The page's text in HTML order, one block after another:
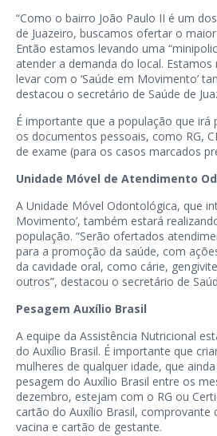
“Como o bairro João Paulo II é um
de Juazeiro, buscamos ofertar o
Então estamos levando uma
atender a demanda do local.
levar com o ‘Saúde em Movimento’
destacou o secretário de Saúde de
É importante que a população que irá
os documentos pessoais, como RG,
de exame (para os casos marcados
Unidade Móvel de Atendimento
A Unidade Móvel Odontológica, que
Movimento’, também estará
população. “Serão ofertados
para a promoção da saúde, com
da cavidade oral, como cárie,
outros”, destacou o secretário de
Pesagem Auxílio Brasil
A equipe da Assistência Nutricional
do Auxílio Brasil. É importante que
mulheres de qualquer idade, que
pesagem do Auxílio Brasil entre os
dezembro, estejam com o RG ou
cartão do Auxílio Brasil, comprovante
vacina e cartão de gestante.